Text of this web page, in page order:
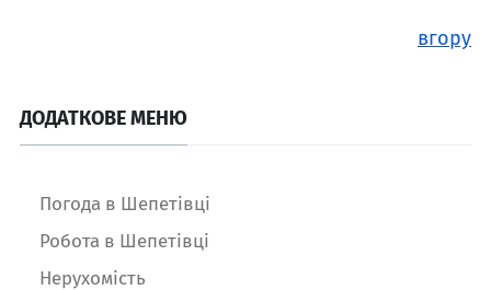
вгору
ДОДАТКОВЕ МЕНЮ
Погода в Шепетівці
Робота в Шепетівці
Нерухомість